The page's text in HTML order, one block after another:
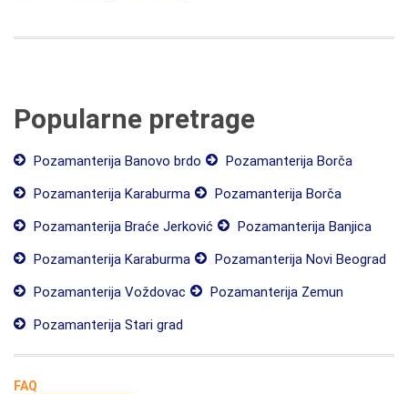
Popularne pretrage
Pozamanterija Banovo brdo
Pozamanterija Borča
Pozamanterija Karaburma
Pozamanterija Borča
Pozamanterija Braće Jerković
Pozamanterija Banjica
Pozamanterija Karaburma
Pozamanterija Novi Beograd
Pozamanterija Voždovac
Pozamanterija Zemun
Pozamanterija Stari grad
FAQ